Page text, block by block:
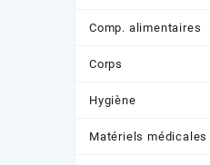
Comp. alimentaires
Corps
Hygiène
Matériels médicales